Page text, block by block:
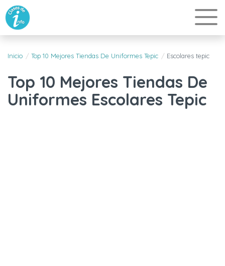
Inicio Top 10 Mejores Tiendas De Uniformes Tepic Escolares tepic
Top 10 Mejores Tiendas De
Uniformes Escolares Tepic